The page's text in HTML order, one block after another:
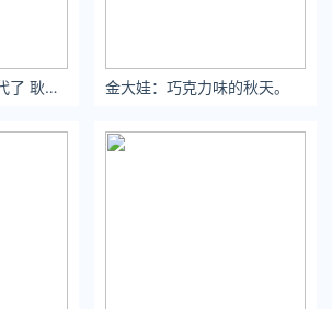
一小羊泽 早就被替代了 耿耿于怀的只是我自己而已 金大娃：巧克力味的秋天。